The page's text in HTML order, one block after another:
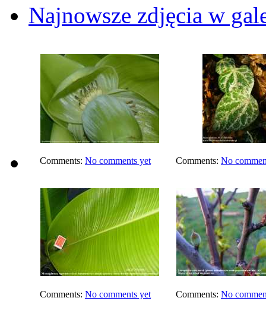
Najnowsze zdjęcia w
Comments: No comments yet Comments: No
Comments: No comments yet Comments: No